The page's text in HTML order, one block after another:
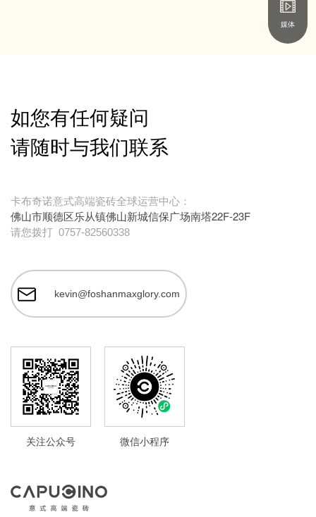
如您有任何疑问
请随时与我们联系
卡布奇诺意式高端瓷砖全球运营中心：
佛山市顺德区乐从镇佛山新城信保广场南塔22F-23F
请您拨打 0757-82560338
kevin@foshanmaxglory.com
关注公众号 微信小程序
媒体